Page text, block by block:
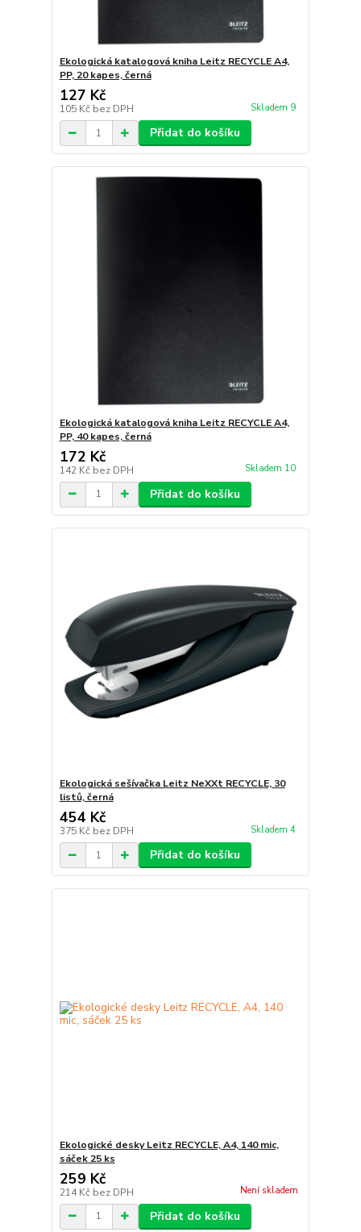
Ekologická katalogová kniha Leitz RECYCLE A4,
PP, 20 kapes, černá
127 Kč
105 Kč bez DPH Skladem 9
Přidat do košíku
Ekologická katalogová kniha Leitz RECYCLE A4,
PP, 40 kapes, černá
172 Kč
142 Kč bez DPH Skladem 10
Přidat do košíku
Ekologická sešívačka Leitz NeXXt RECYCLE, 30
listů, černá
454 Kč
375 Kč bez DPH Skladem 4
Přidat do košíku
Ekologické desky Leitz RECYCLE, A4, 140 mic,
sáček 25 ks
259 Kč
214 Kč bez DPH Není skladem
Přidat do košíku